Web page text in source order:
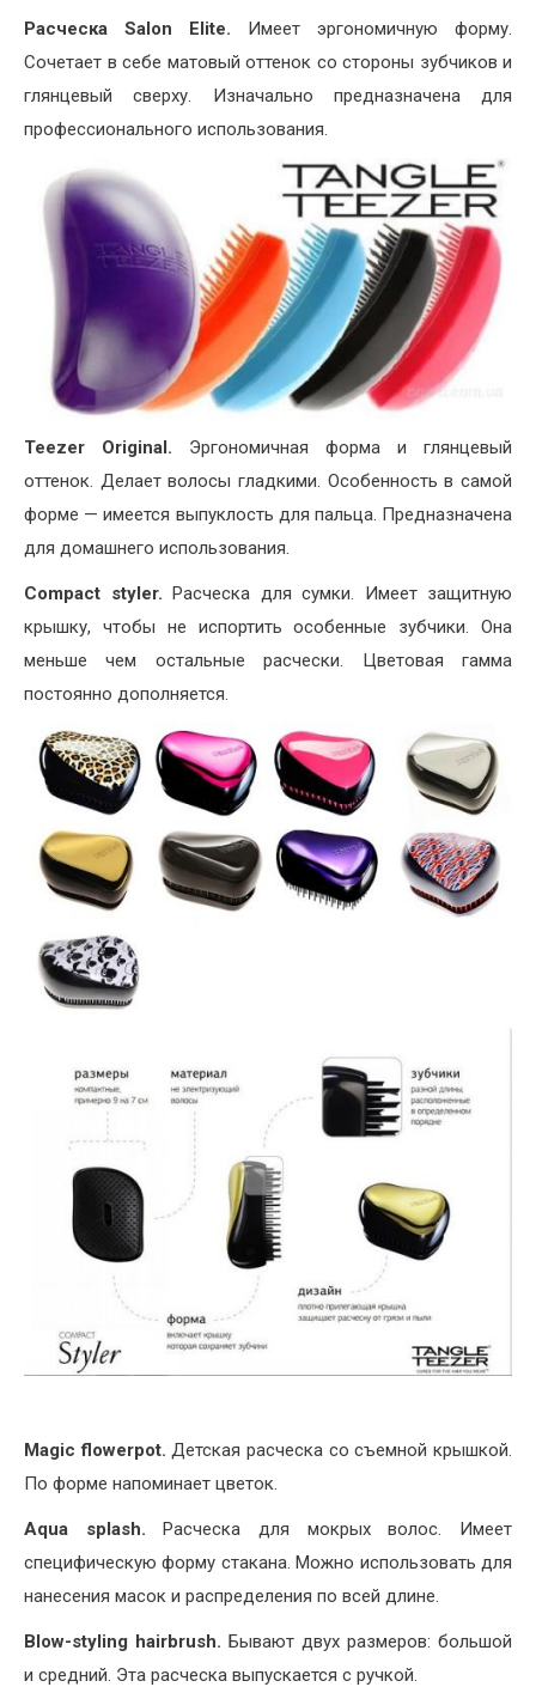
Расческа Salon Elite. Имеет эргономичную форму.
Сочетает в себе матовый оттенок со стороны зубчиков и
глянцевый сверху. Изначально предназначена для
профессионального использования.
Teezer Original. Эргономичная форма и глянцевый
оттенок. Делает волосы гладкими. Особенность в самой
форме — имеется выпуклость для пальца. Предназначена
для домашнего использования.
Compact styler. Расческа для сумки. Имеет защитную
крышку, чтобы не испортить особенные зубчики. Она
меньше чем остальные расчески. Цветовая гамма
постоянно дополняется.
Magic flowerpot. Детская расческа со съемной крышкой.
По форме напоминает цветок.
Aqua splash. Расческа для мокрых волос. Имеет
специфическую форму стакана. Можно использовать для
нанесения масок и распределения по всей длине.
Blow-styling hairbrush. Бывают двух размеров: большой
и средний. Эта расческа выпускается с ручкой.